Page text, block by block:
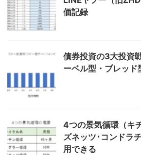
価記録
債券投資の3大投資
ーベル型・ブレッド
4つの景気循環（キ
ズネッツ･コンドラ
用できる